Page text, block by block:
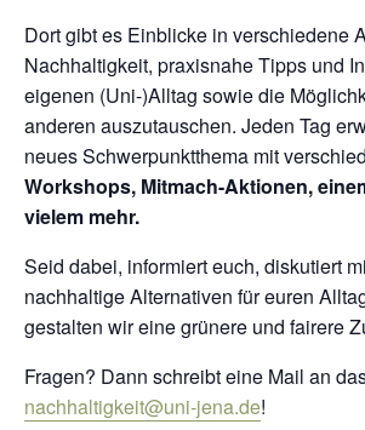
Dort gibt es Einblicke in verschiedene
Nachhaltigkeit, praxisnahe Tipps und
eigenen (Uni-)Alltag sowie die
anderen auszutauschen. Jeden Tag
neues Schwerpunktthema mit
Workshops, Mitmach-Aktionen,
vielem mehr.
Seid dabei, informiert euch, diskutiert
nachhaltige Alternativen für euren
gestalten wir eine grünere und fairere
Fragen? Dann schreibt eine Mail an
nachhaltigkeit@uni-jena.de!